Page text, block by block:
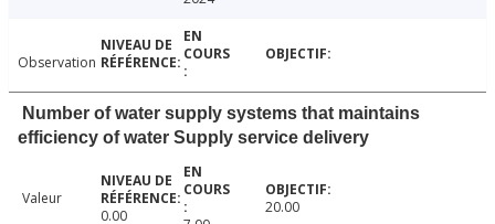
Observation
Number of water supply systems that maintains
efficiency of water Supply service delivery
Valeur
0.00
20.00